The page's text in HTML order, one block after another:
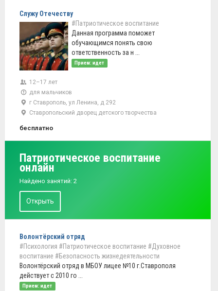
Служу Отечеству
#Патриотическое воспитание
Данная программа поможет
обучающимся понять свою
ответственность за н ...
Прием: идет
12–17 лет
для мальчиков
г Ставрополь, ул Ленина, д 292
Ставропольский дворец детского творчества
бесплатно
Патриотическое воспитание
онлайн
Найдено занятий: 2
Открыть
Волонтёрский отряд
#Психология #Патриотическое воспитание #Духовное
воспитание #Безопасность жизнедеятельности
Волонтёрский отряд в МБОУ лицее №10 г.Ставрополя
действует с 2010 го ...
Прием: идет